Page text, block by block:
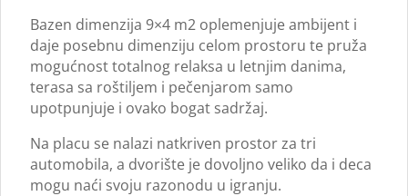
Bazen dimenzija 9×4 m2 oplemenjuje ambijent i
daje posebnu dimenziju celom prostoru te pruža
mogućnost totalnog relaksa u letnjim danima,
terasa sa roštiljem i pečenjarom samo
upotpunjuje i ovako bogat sadržaj.
Na placu se nalazi natkriven prostor za tri
automobila, a dvorište je dovoljno veliko da i deca
mogu naći svoju razonodu u igranju.